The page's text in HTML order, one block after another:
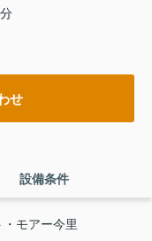
せ
設備条件
モアー今里